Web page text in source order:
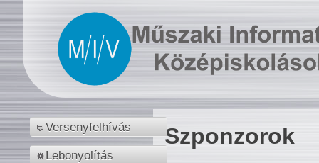
Versenyfelhívás
Lebonyolítás
Szponzorok